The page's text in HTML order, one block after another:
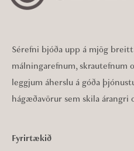
Sérefni bjóða upp á mjög
málningarefnum, skrautefnum
leggjum áherslu á góða
hágæðavörur sem skila árangri
Fyrirtækið